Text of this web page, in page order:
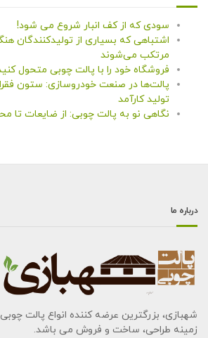
سودی که از کف انبار شروع می شود!
اشتباهی که بسیاری از تولیدکنندگان
مرتکب می‌شوند
فروشگاه خود را با پالت چوبی متحول
پالت‌ها در صنعت خودروسازی: ستون
تولید کارآمد
نگاهی نو به پالت چوبی: از ضایعات تا
درباره ما
شهبازی، بزرگترین عرضه کننده انواع پالت
زمینه طراحی، ساخت و فروش می باشد.